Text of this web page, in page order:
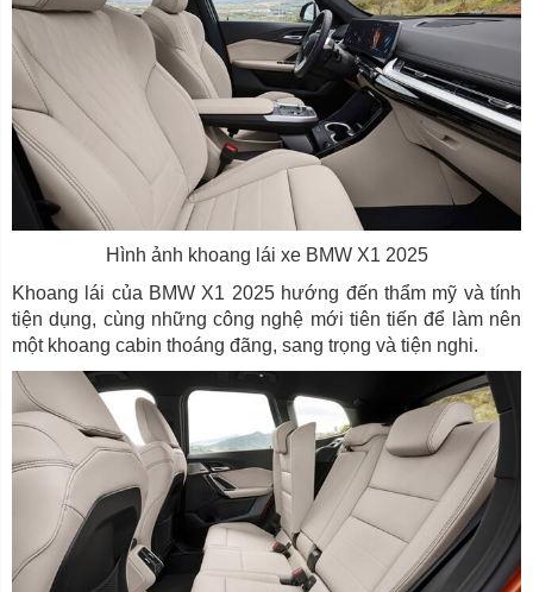
Hình ảnh khoang lái xe BMW X1 2025
Khoang lái của BMW X1 2025 hướng đến thẩm mỹ và tính
tiện dụng, cùng những công nghệ mới tiên tiến để làm nên
một khoang cabin thoáng đãng, sang trọng và tiện nghi.